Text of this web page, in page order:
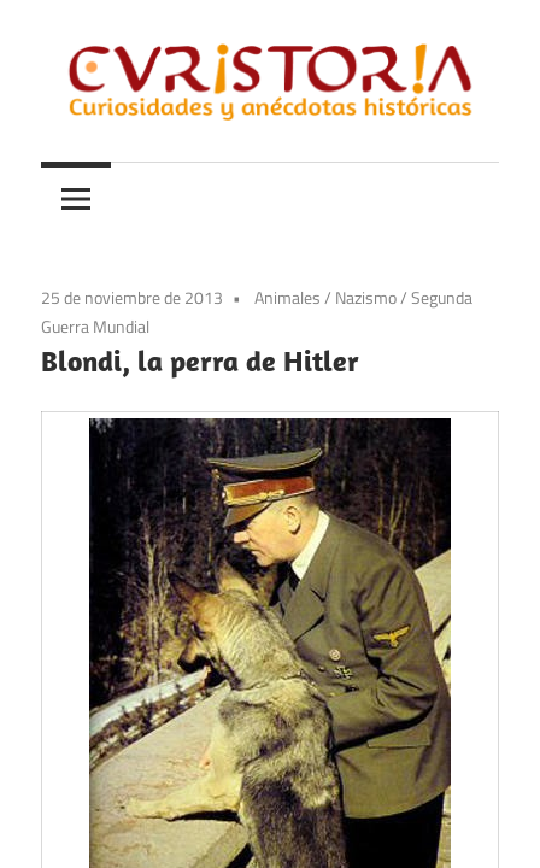
contenido
Curistoria
y
anécdotas
historia
25 de noviembre de 2013 Animales/ Nazismo/Segunda
Guerra Mundial
Blondi, la perra de Hitler